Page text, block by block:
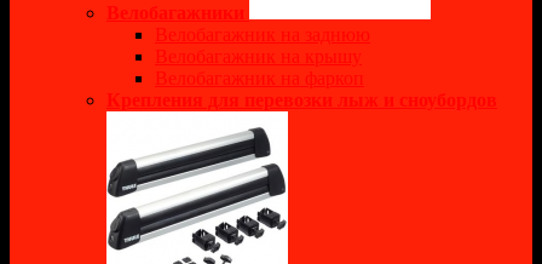
Велобагажники
Велобагажник на заднюю
Велобагажник на крышу
Велобагажник на фаркоп
Крепления для перевозки лыж и сноубордов